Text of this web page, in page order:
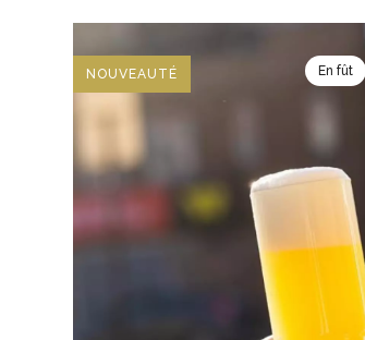
NOUVEAUTÉ En fût